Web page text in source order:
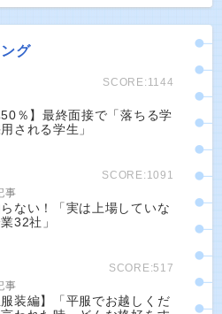
グ
SCORE:1144
50％】最終面接で「落ちる学
される学生」
SCORE:1091
事
ない！「実は上場していな
32社」
SCORE:517
事
服装編】「平服でお越しくだ